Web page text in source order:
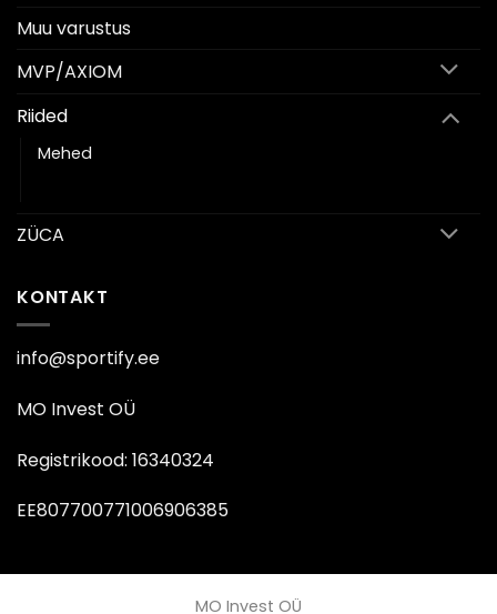
Muu varustus
MVP/AXIOM
Riided
Mehed
ZÜCA
KONTAKT
info@sportify.ee
MO Invest OÜ
Registrikood: 16340324
EE807700771006906385
MO Invest OÜ